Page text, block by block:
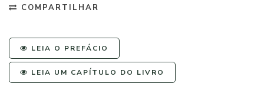
COMPARTILHAR
LEIA O PREFÁCIO
LEIA UM CAPÍTULO DO LIVRO